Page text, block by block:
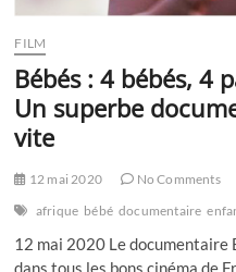
FILM
Bébés : 4 bébés, 4
Un superbe
vite
12 mai 2020
No Comments
afrique bébé documentaire
12 mai 2020 Le
dans tous les bons cinéma de